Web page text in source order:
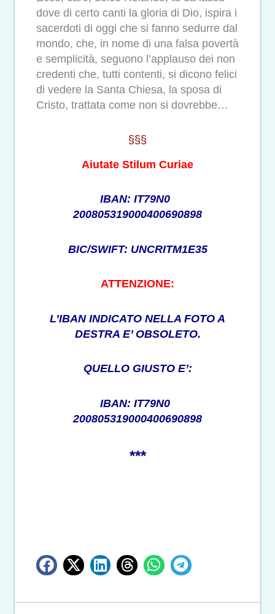
dove di certo canti la gloria di Dio, ispira i
sacerdoti di oggi che si fanno sedurre dal
mondo, che, in nome di una falsa povertà
e semplicità, seguono l’applauso dei non
credenti che, tutti contenti, si dicono felici
di vedere la Santa Chiesa, la sposa di
Cristo, trattata come non si dovrebbe…
§§§
Aiutate Stilum Curiae
IBAN: IT79N0
200805319000400690898
BIC/SWIFT: UNCRITM1E35
ATTENZIONE:
L’IBAN INDICATO NELLA FOTO A
DESTRA E’ OBSOLETO.
QUELLO GIUSTO E’:
IBAN: IT79N0
200805319000400690898
***